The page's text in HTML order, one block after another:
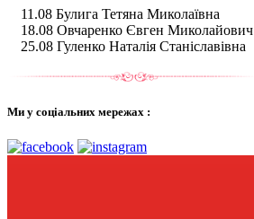
11.08 Булига Тетяна Миколаївна
18.08 Овчаренко Євген Миколайович
25.08 Гуленко Наталія Станіславівна
Ми у соціальних мережах :